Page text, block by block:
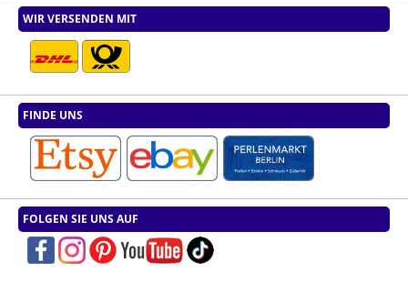
WIR VERSENDEN MIT
FINDE UNS
FOLGEN SIE UNS AUF